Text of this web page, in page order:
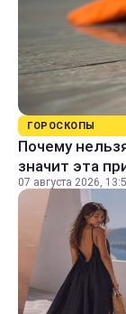
ГОРОСКОПЫ
Почему
значит эта
07 августа 2026,